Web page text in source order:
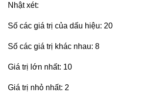
Nhật xét:
Số các giá trị của dấu hiệu: 20
Số các giá trị khác nhau: 8
Giá trị lớn nhất: 10
Giá trị nhỏ nhất: 2